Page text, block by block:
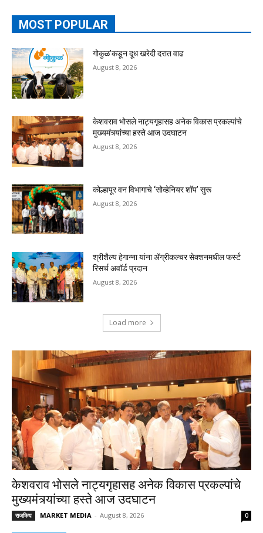
MOST POPULAR
गोकुळ’कडून दूध खरेदी दरात वाढ
August 8, 2026
केशवराव भोसले नाट्यगृहासह अनेक विकास प्रकल्पांचे
मुख्यमंत्र्यांच्या हस्ते आज उदघाटन
August 8, 2026
कोल्हापूर वन विभागाचे ‘सोव्हेनियर शॉप’ सुरू
August 8, 2026
श्रीशैल्य हेगान्ना यांना ॲग्रीकल्चर सेक्शनमधील फर्स्ट
रिसर्च अवॉर्ड प्रदान
August 8, 2026
Load more
केशवराव भोसले नाट्यगृहासह अनेक विकास प्रकल्पांचे
मुख्यमंत्र्यांच्या हस्ते आज उदघाटन
राजकिय MARKET MEDIA - August 8, 2026 0